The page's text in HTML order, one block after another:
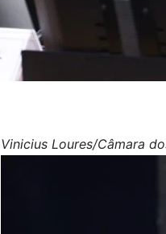
Vinicius Loures/Câmara